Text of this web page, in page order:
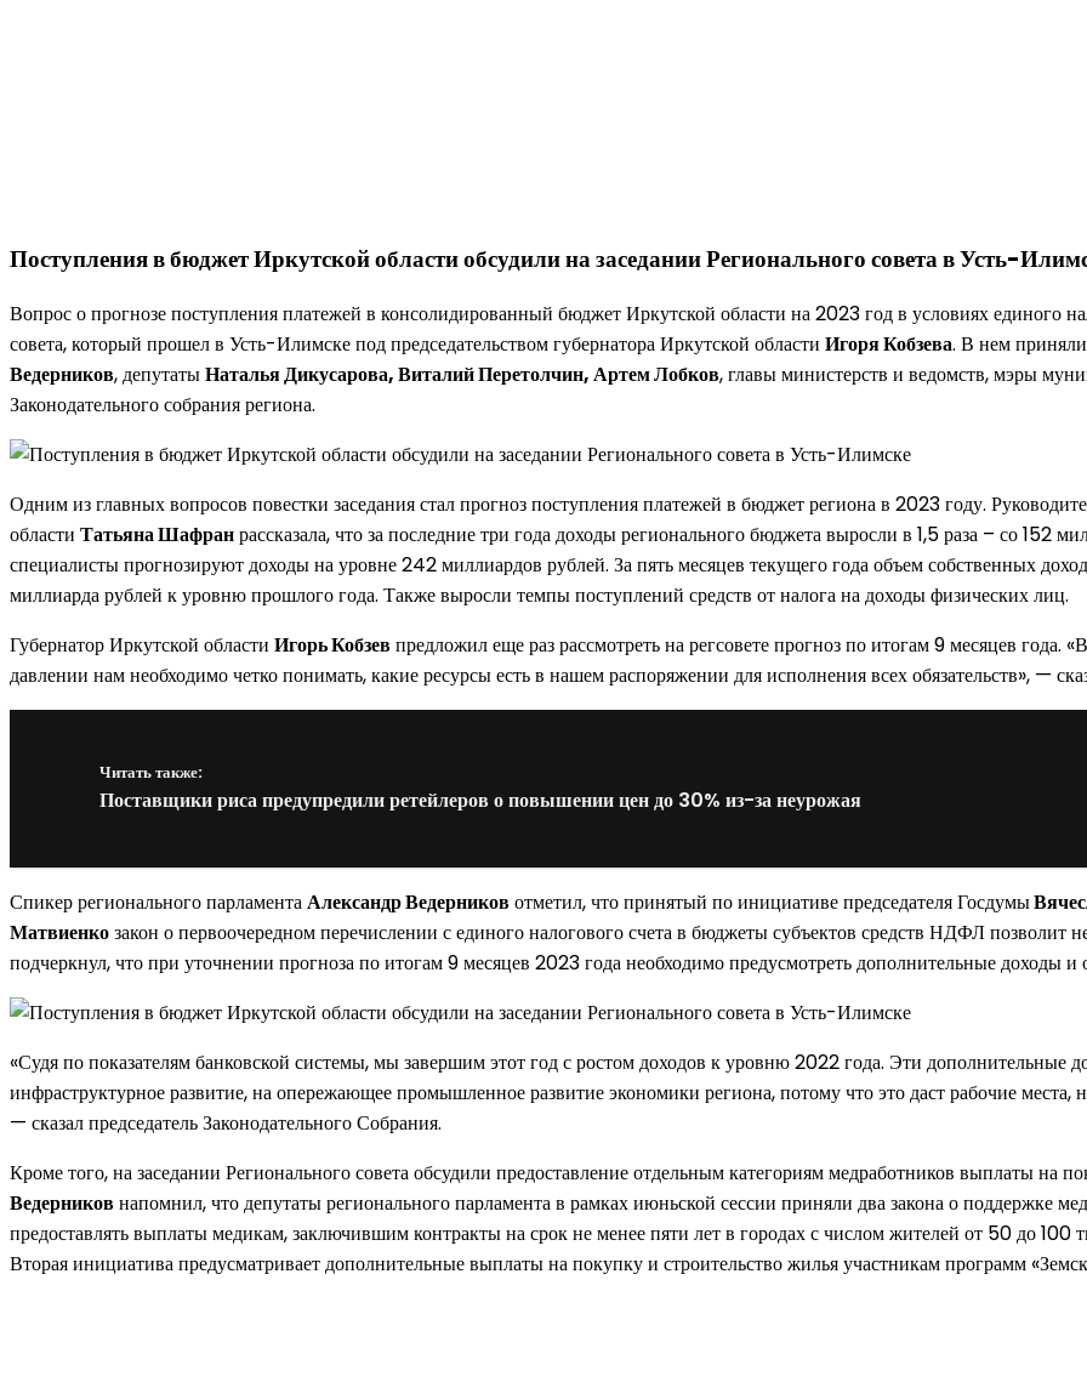
Поступления в бюджет Иркутской области обсудили на заседании Регионального совета в Усть-
Вопрос о прогнозе поступления платежей в консолидированный бюджет Иркутской области на 2023 год в условиях единого
совета, который прошел в Усть-Илимске под председательством губернатора Иркутской области Игоря Кобзева. В нем приняли
Ведерников, депутатыНаталья Дикусарова, Виталий Перетолчин, Артем Лобков, главы министерств и ведомств, мэры
Законодательного собрания региона.
Одним из главных вопросов повестки заседания стал прогноз поступления платежей в бюджет региона в 2023 году.
области Татьяна Шафранрассказала, что за последние три года доходы регионального бюджета выросли в 1,5 раза – со
специалисты прогнозируют доходы на уровне 242 миллиардов рублей. За пять месяцев текущего года объем собственных
миллиарда рублей к уровню прошлого года. Также выросли темпы поступлений средств от налога на доходы физических лиц.
Губернатор Иркутской области Игорь Кобзевпредложил еще раз рассмотреть на регсовете прогноз по итогам 9 месяцев
давлении нам необходимо четко понимать, какие ресурсы есть в нашем распоряжении для исполнения всех обязательств», —
Читать также:
Поставщики риса предупредили ретейлеров о повышении цен до 30% из-за неурожая
Спикер регионального парламентаАлександр Ведерниковотметил, что принятый по инициативе председателя Госдумы
Матвиенкозакон о первоочередном перечислении с единого налогового счета в бюджеты субъектов средств НДФЛ позволит
подчеркнул, что при уточнении прогноза по итогам 9 месяцев 2023 года необходимо предусмотреть дополнительные доходы и
«Судя по показателям банковской системы, мы завершим этот год с ростом доходов к уровню 2022 года. Эти дополнительные
инфраструктурное развитие, на опережающее промышленное развитие экономики региона, потому что это даст рабочие
— сказал председатель Законодательного Собрания.
Кроме того, на заседании Регионального совета обсудили предоставление отдельным категориям медработников выплаты на
Ведерниковнапомнил, что депутаты регионального парламента в рамках июньской сессии приняли два закона о поддержке
предоставлять выплаты медикам, заключившим контракты на срок не менее пяти лет в городах с числом жителей от 50 до
Вторая инициатива предусматривает дополнительные выплаты на покупку и строительство жилья участникам программ